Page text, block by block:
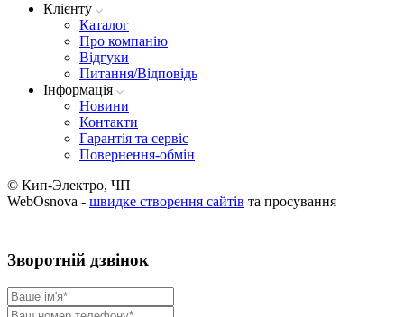
Клієнту
Каталог
Про компанію
Вiдгуки
Питання/Відповідь
Iнформацiя
Новини
Контакти
Гарантія та сервіс
Повернення-обмін
© Кип-Электро, ЧП
WebOsnova - швидке створення сайтів та просування
Зворотнiй дзвiнок